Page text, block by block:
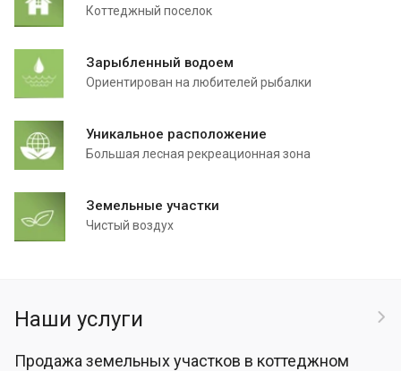
Коттеджный поселок
Зарыбленный водоем
Ориентирован на любителей рыбалки
Уникальное расположение
Большая лесная рекреационная зона
Земельные участки
Чистый воздух
Наши услуги
Продажа земельных участков в коттеджном